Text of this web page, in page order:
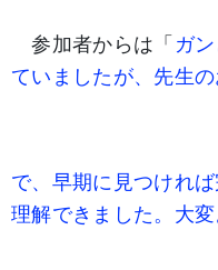
参加者からは「 ガ
ていましたが、先生
で、早期に 見つけれ
理解できました。大